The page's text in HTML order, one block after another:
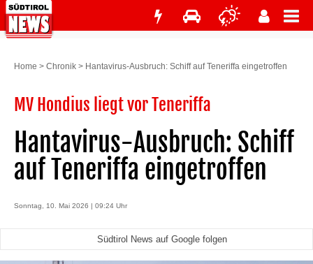
Home > Chronik > Hantavirus-Ausbruch: Schiff auf Teneriffa eingetroffen
MV Hondius liegt vor Teneriffa
Hantavirus-Ausbruch: Schiff
auf Teneriffa eingetroffen
Sonntag, 10. Mai 2026 | 09:24 Uhr
Südtirol News auf Google folgen